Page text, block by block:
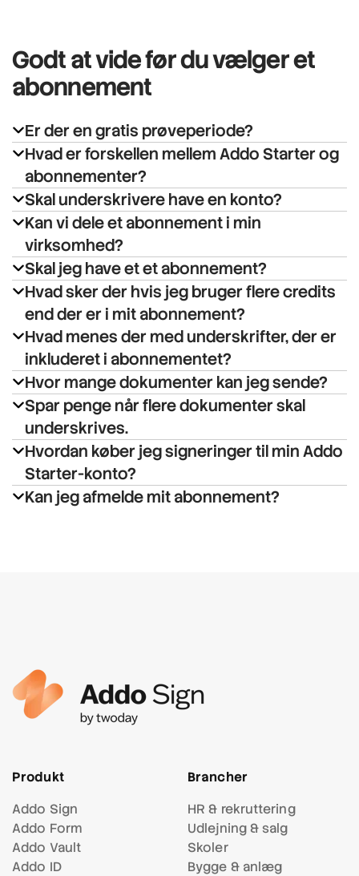
Godt at videfør du vælger et
abonnement
Er der en gratis prøveperiode?
Hvad er forskellen mellem Addo Starter og
abonnementer?
Addo Starter
og 100-abonnementer
Skal underskrivere have en konto?
Kan vi dele et abonnement i min
virksomhed?
Skal jeg have et et abonnement?
Hvad sker der hvis jeg bruger flere credits
end der er i mit abonnement?
Hvad menes der med underskrifter, der er
inkluderet i abonnementet?
Hvor mange dokumenter kan jeg sende?
Spar penge når flere dokumenter skal
underskrives.
Hvordan køber jeg signeringer til min Addo
Starter-konto?
Kan jeg afmelde mit abonnement?
Produkt
Addo Sign
Addo Form
Addo Vault
Addo ID
Brancher
HR & rekruttering
Udlejning & salg
Skoler
Bygge & anlæg